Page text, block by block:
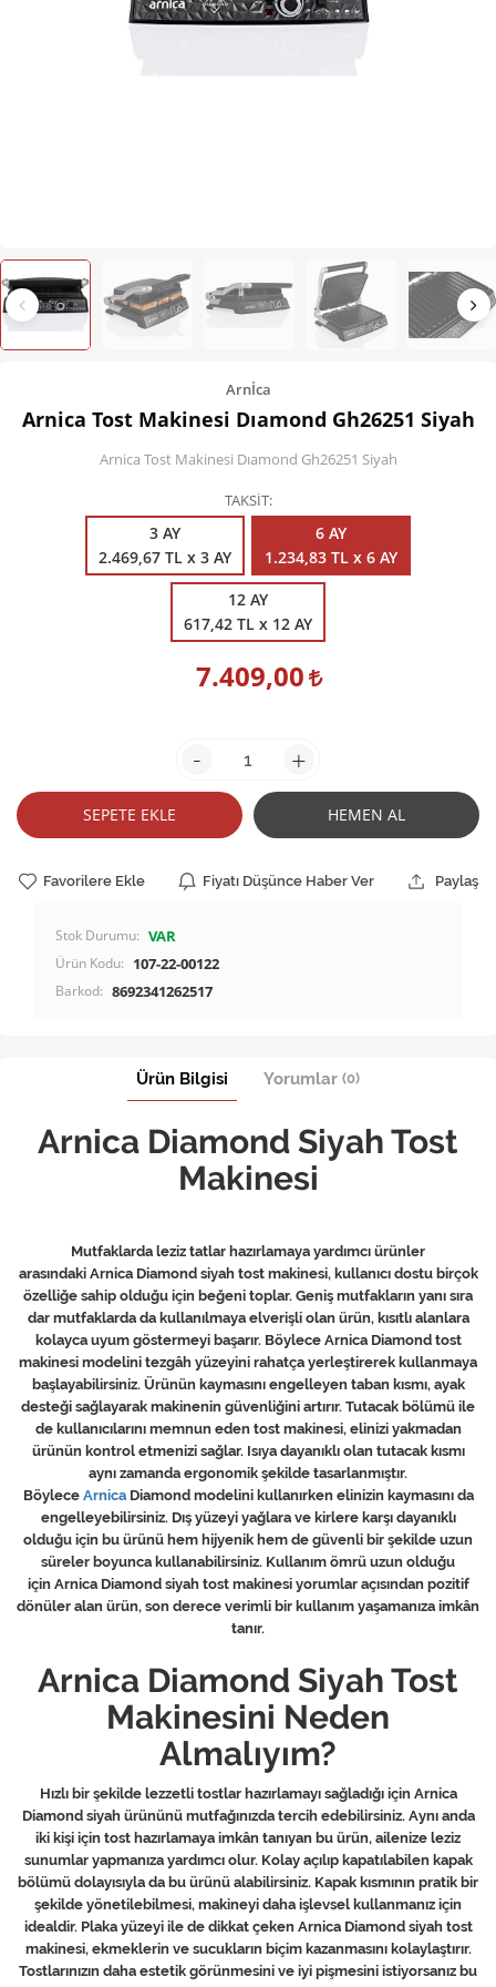
Kişisel Bakım
Arnİca
Arnica Tost Makinesi Dıamond Gh26251 Siyah
Arnica Tost Makinesi Dıamond Gh26251 Siyah
TAKSİT
3 AY
2.469,67 TL x 3 AY
6 AY
1.234,83 TL x 6 AY
12 AY
617,42 TL x 12 AY
7.409,00
- +
SEPETE EKLE HEMEN AL
Favorilere Ekle Fiyatı Düşünce Haber Ver Paylaş
Stok Durumu: VAR
Ürün Kodu: 107-22-00122
Barkod: 8692341262517
Ürün Bilgisi Yorumlar (0)
Arnica Diamond Siyah Tost
Makinesi
Mutfaklarda leziz tatlar hazırlamaya yardımcı ürünler
arasındaki Arnica Diamond siyah tost makinesi, kullanıcı dostu birçok
özelliğe sahip olduğu için beğeni toplar. Geniş mutfakların yanı sıra
dar mutfaklarda da kullanılmaya elverişli olan ürün, kısıtlı alanlara
kolayca uyum göstermeyi başarır. Böylece Arnica Diamond tost
makinesi modelini tezgâh yüzeyini rahatça yerleştirerek kullanmaya
başlayabilirsiniz. Ürünün kaymasını engelleyen taban kısmı, ayak
desteği sağlayarak makinenin güvenliğini artırır. Tutacak bölümü ile
de kullanıcılarını memnun eden tost makinesi, elinizi yakmadan
ürünün kontrol etmenizi sağlar. Isıya dayanıklı olan tutacak kısmı
aynı zamanda ergonomik şekilde tasarlanmıştır.
Böylece ArnicaDiamond modelini kullanırken elinizin kaymasını da
engelleyebilirsiniz. Dış yüzeyi yağlara ve kirlere karşı dayanıklı
olduğu için bu ürünü hem hijyenik hem de güvenli bir şekilde uzun
süreler boyunca kullanabilirsiniz. Kullanım ömrü uzun olduğu
için Arnica Diamond siyah tost makinesi yorumlar açısından pozitif
dönüler alan ürün, son derece verimli bir kullanım yaşamanıza imkân
tanır.
Arnica Diamond Siyah Tost
Makinesini Neden
Almalıyım?
Hızlı bir şekilde lezzetli tostlar hazırlamayı sağladığı için Arnica
Diamond siyah ürününü mutfağınızda tercih edebilirsiniz. Aynı anda
iki kişi için tost hazırlamaya imkân tanıyan bu ürün, ailenize leziz
sunumlar yapmanıza yardımcı olur. Kolay açılıp kapatılabilen kapak
bölümü dolayısıyla da bu ürünü alabilirsiniz. Kapak kısmının pratik bir
şekilde yönetilebilmesi, makineyi daha işlevsel kullanmanız için
idealdir. Plaka yüzeyi ile de dikkat çeken Arnica Diamond siyah tost
makinesi, ekmeklerin ve sucukların biçim kazanmasını kolaylaştırır.
Tostlarınızın daha estetik görünmesini ve iyi pişmesini istiyorsanız bu